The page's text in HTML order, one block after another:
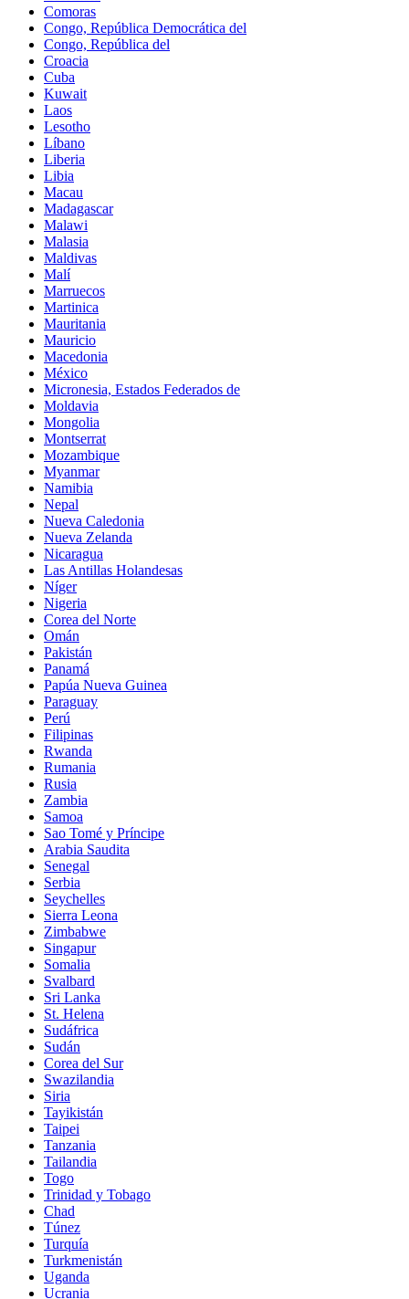
Comoras
Congo, República Democrática del
Congo, República del
Croacia
Cuba
Kuwait
Laos
Lesotho
Líbano
Liberia
Libia
Macau
Madagascar
Malawi
Malasia
Maldivas
Malí
Marruecos
Martinica
Mauritania
Mauricio
Macedonia
México
Micronesia, Estados Federados de
Moldavia
Mongolia
Montserrat
Mozambique
Myanmar
Namibia
Nepal
Nueva Caledonia
Nueva Zelanda
Nicaragua
Las Antillas Holandesas
Níger
Nigeria
Corea del Norte
Omán
Pakistán
Panamá
Papúa Nueva Guinea
Paraguay
Perú
Filipinas
Rwanda
Rumania
Rusia
Zambia
Samoa
Sao Tomé y Príncipe
Arabia Saudita
Senegal
Serbia
Seychelles
Sierra Leona
Zimbabwe
Singapur
Somalia
Svalbard
Sri Lanka
St. Helena
Sudáfrica
Sudán
Corea del Sur
Swazilandia
Siria
Tayikistán
Taipei
Tanzania
Tailandia
Togo
Trinidad y Tobago
Chad
Túnez
Turquía
Turkmenistán
Uganda
Ucrania